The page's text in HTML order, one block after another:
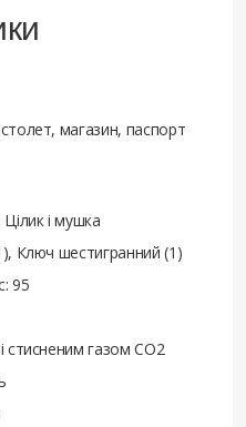
магазин, паспорт
і мушка
Ключ шестигранний (1)
95
стисненим газом CO2